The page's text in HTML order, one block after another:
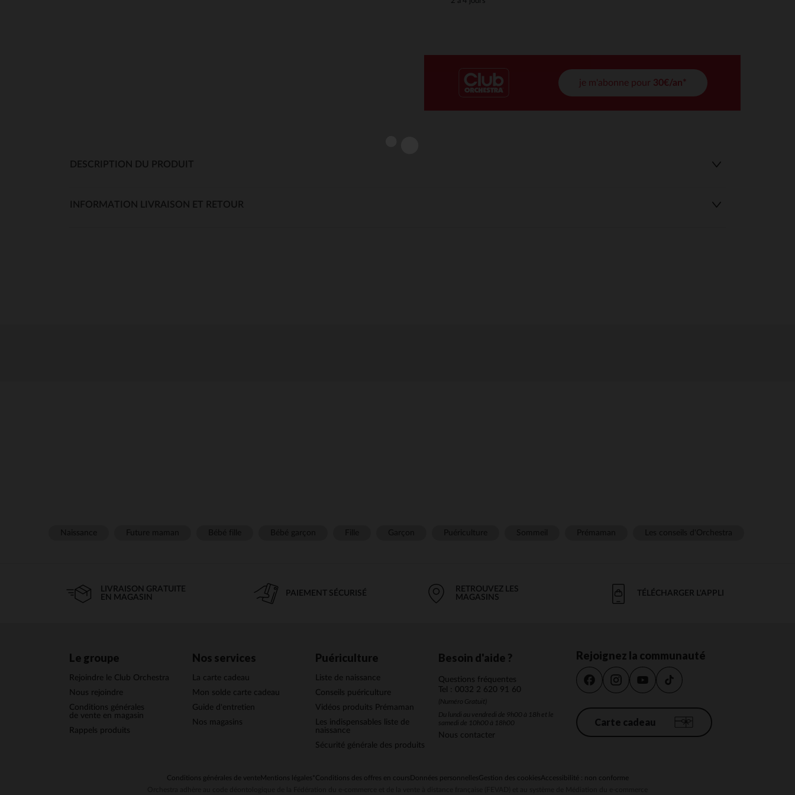
je m'abonne pour 30€/an*
DESCRIPTION DU PRODUIT
INFORMATION LIVRAISON ET RETOUR
LIVRAISON GRATUITE
EN MAGASIN
PAIEMENT SÉCURISÉ
RETROUVEZ LES
MAGASINS
TÉLÉCHARGER L'APPLI
Le groupe
Rejoindre le Club Orchestra
Nous rejoindre
Conditions générales
de vente en magasin
Rappels produits
Nos services
La carte cadeau
Mon solde carte cadeau
Guide d'entretien
Nos magasins
Puériculture
Liste de naissance
Conseils puériculture
Vidéos produits Prémaman
Les indispensables liste de
naissance
Sécurité générale des produits
Besoin d'aide ?
Questions fréquentes
Tel : 0032 2 620 91 60
(Numéro Gratuit)
Du lundi au vendredi de 9h00 à 18h et le
samedi de 10h00 à 18h00
Nous contacter
Rejoignez la communauté
Carte cadeau
Conditions générales de venteMentions légales *Conditions des offres en cours Données personnellesGestion des cookiesAccessibilité : non conforme